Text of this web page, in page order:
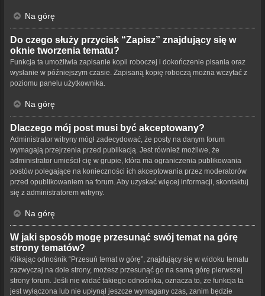
Na górę
Do czego służy przycisk “Zapisz” znajdujący się w
oknie tworzenia tematu?
Funkcja ta umożliwia zapisanie kopii roboczej i dokończenie pisania oraz
wysłanie w późniejszym czasie. Zapisaną kopię roboczą można wczytać z
poziomu panelu użytkownika.
Na górę
Dlaczego mój post musi być akceptowany?
Administrator witryny mógł zadecydować, że posty na danym forum
wymagają przejrzenia przed publikacją. Jest również możliwe, że
administrator umieścił cię w grupie, która ma ograniczenia publikowania
postów polegające na konieczności ich akceptowania przez moderatorów
przed opublikowaniem na forum. Aby uzyskać więcej informacji, skontaktuj
się z administratorem witryny.
Na górę
W jaki sposób mogę przesunąć swój temat na górę
strony tematów?
Klikając odnośnik “Przesuń temat w górę”, znajdujący się w widoku tematu
zazwyczaj na dole strony, możesz przesunąć go na samą górę pierwszej
strony forum. Jeśli nie widać takiego odnośnika, oznacza to, że funkcja ta
jest wyłączona lub nie upłynął jeszcze wymagany czas, zanim będzie